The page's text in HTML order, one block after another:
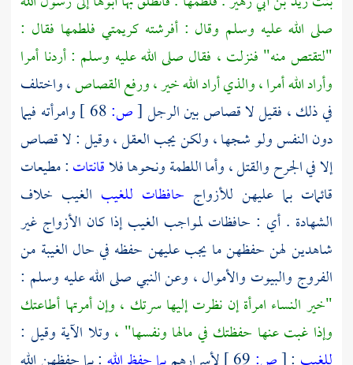
صلى الله عليه وسلم وقال : أفرشته كريمتي فلطمها فقال :
"لتقتص منه" فنزلت ، فقال صلى الله عليه وسلم : أردنا أمرا
وأراد الله أمرا ، والذي أراد الله خير ، ورفع القصاص، واختلف
في ذلك ، فقيل لا قصاص بين الرجل[ص:
وامرأته فيما
دون النفس ولو شجها ، ولكن يجب العقل ، وقيل : لا قصاص
إلا في الجرح والقتل ، وأما اللطمة ونحوها فلاقانتات: مطيعات
قائمات بما عليهن للأزواج حافظات للغيب الغيب خلاف
الشهادة . أي : حافظات لمواجب الغيب إذا كان الأزواج غير
شاهدين لهن حفظهن ما يجب عليهن حفظه في حال الغيبة من
الفروج والبيوت والأموال ، وعن النبي صلى الله عليه وسلم :
"خير النساء امرأة إن نظرت إليها سرتك ، وإن أمرتها أطاعتك
وإذا غبت عنها حفظتك في مالها ونفسها" ، وتلا الآية وقيل :